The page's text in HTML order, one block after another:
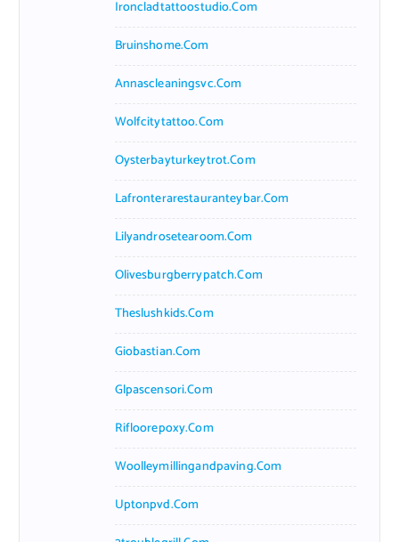
Ironcladtattoostudio.com
Bruinshome.com
Annascleaningsvc.com
Wolfcitytattoo.com
Oysterbayturkeytrot.com
Lafronterarestauranteybar.com
Lilyandrosetearoom.com
Olivesburgberrypatch.com
Theslushkids.com
Giobastian.com
Glpascensori.com
Rifloorepoxy.com
Woolleymillingandpaving.com
Uptonpvd.com